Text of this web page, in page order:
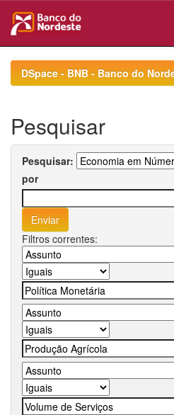
navigationDSpace - BNB - Banco do
Pesquisar
Pesquisar:
por
Filtros correntes: